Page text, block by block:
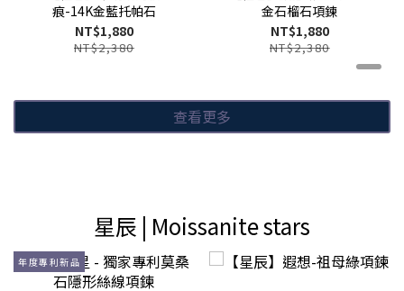
痕-14K金藍托帕石
NT$1,880
NT$2,380
金石榴石項鍊
NT$1,880
NT$2,380
查看更多
星辰 | Moissanite stars
年度專利新品